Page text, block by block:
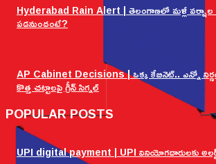
Hyderabad Rain Alert | తెలంగాణలో మళ్లీ వర్షాల
పడనుందంటే?
AP Cabinet Decisions | ఒక్క కేబినెట్.. ఎన్నో
కొత్త చట్టాలపై గ్రీన్ సిగ్నల్
POPULAR POSTS
UPI digital payment | UPI వినియోగదారులకు